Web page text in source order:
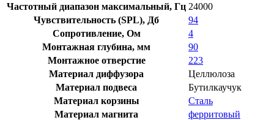
Частотный диапазон максимальный, Гц 24000
Чувствительность (SPL), Дб
94
Сопротивление, Ом
4
Монтажная глубина, мм
90
Монтажное отверстие
223
Материал диффузора
Целлюлоза
Материал подвеса
Бутилкаучук
Материал корзины
Сталь
Материал магнита
ферритовый